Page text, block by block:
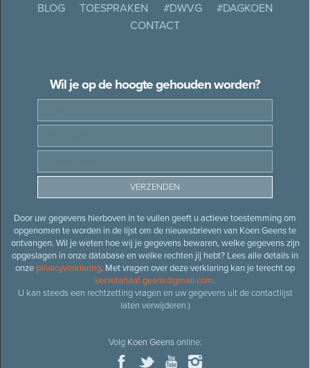
BLOG
TOESPRAKEN #DWVG
#DAGKOEN
CONTACT
Wil je op de hoogte gehouden worden?
Door uw gegevens hierboven in te vullen geeft u actieve toestemming om
opgenomen te worden in de lijst om de nieuwsbrieven van Koen Geens te
ontvangen. Wil je weten hoe wij je gegevens bewaren, welke gegevens zijn
opgeslagen in onze database en welke rechten jij hebt? Lees alle details in
onze privacyverklaring. Met vragen over deze verklaring kan je terecht op
secretariaat.geens@gmail.com.
U kan steeds een rechtzetting vragen en uw gegevens uit de contactlijst
laten verwijderen.)
Volg Koen Geensonline: